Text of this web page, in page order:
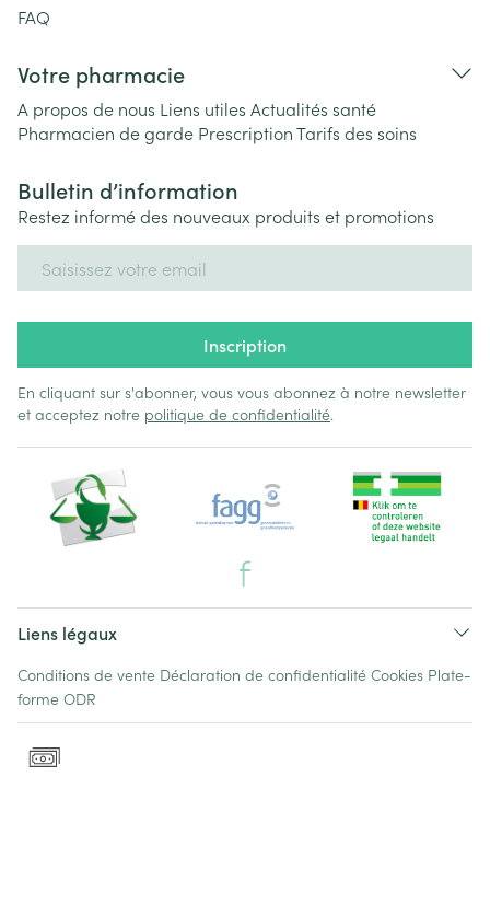
FAQ
Votre pharmacie
A propos de nous Liens utiles Actualités santé
Pharmacien de garde PrescriptionTarifs des soins
Bulletin d’information
Restez informé des nouveaux produits et promotions
Inscription
En cliquant sur s'abonner, vous vous abonnez à notre newsletter
et acceptez notre politique de confidentialité.
Liens légaux
Conditions de vente Déclaration de confidentialité Cookies Plate-
forme ODR